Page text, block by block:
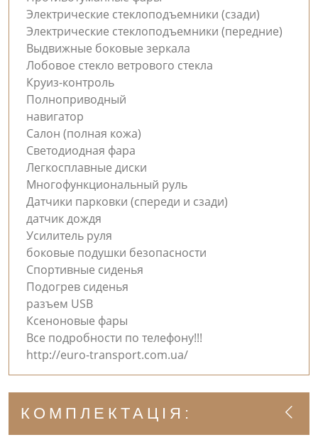
Электрические стеклоподъемники (сзади)
Электрические стеклоподъемники (передние)
Выдвижные боковые зеркала
Лобовое стекло ветрового стекла
Круиз-контроль
Полноприводный
навигатор
Салон (полная кожа)
Светодиодная фара
Легкосплавные диски
Многофункциональный руль
Датчики парковки (спереди и сзади)
датчик дождя
Усилитель руля
боковые подушки безопасности
Спортивные сиденья
Подогрев сиденья
разъем USB
Ксеноновые фары
Все подробности по телефону!!!
http://euro-transport.com.ua/
КОМПЛЕКТАЦІЯ: